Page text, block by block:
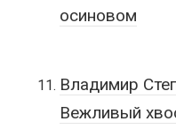
осиновом
Владимир
Вежливый